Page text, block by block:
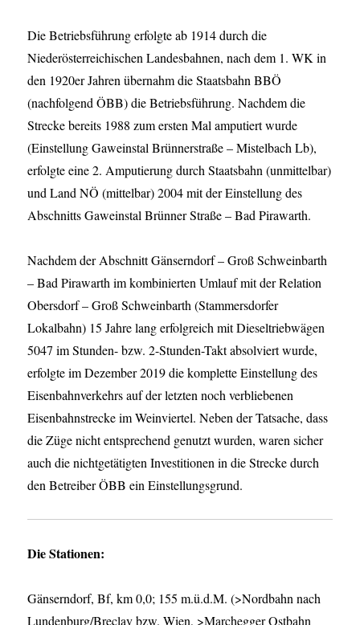
Die Betriebsführung erfolgte ab 1914 durch die
Niederösterreichischen Landesbahnen, nach dem 1. WK in
den 1920er Jahren übernahm die Staatsbahn BBÖ
(nachfolgend ÖBB) die Betriebsführung. Nachdem die
Strecke bereits 1988 zum ersten Mal amputiert wurde
(Einstellung Gaweinstal Brünnerstraße – Mistelbach Lb),
erfolgte eine 2. Amputierung durch Staatsbahn (unmittelbar)
und Land NÖ (mittelbar) 2004 mit der Einstellung des
Abschnitts Gaweinstal Brünner Straße – Bad Pirawarth.
Nachdem der Abschnitt Gänserndorf – Groß Schweinbarth
– Bad Pirawarth im kombinierten Umlauf mit der Relation
Obersdorf – Groß Schweinbarth (Stammersdorfer
Lokalbahn) 15 Jahre lang erfolgreich mit Dieseltriebwägen
5047 im Stunden- bzw. 2-Stunden-Takt absolviert wurde,
erfolgte im Dezember 2019 die komplette Einstellung des
Eisenbahnverkehrs auf der letzten noch verbliebenen
Eisenbahnstrecke im Weinviertel. Neben der Tatsache, dass
die Züge nicht entsprechend genutzt wurden, waren sicher
auch die nichtgetätigten Investitionen in die Strecke durch
den Betreiber ÖBB ein Einstellungsgrund.
Die Stationen:
Gänserndorf, Bf, km 0,0; 155 m.ü.d.M. (>Nordbahn nach
Lundenburg/Breclav bzw. Wien, >Marchegger Ostbahn